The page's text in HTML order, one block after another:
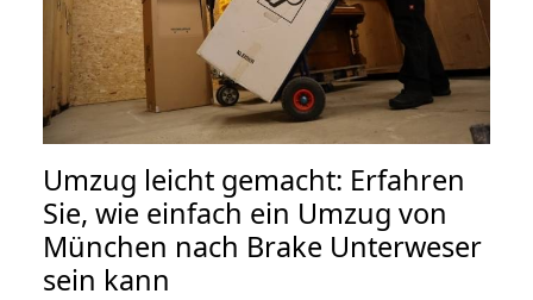
Umzug leicht gemacht: Erfahren
Sie, wie einfach ein Umzug von
München nach Brake Unterweser
sein kann